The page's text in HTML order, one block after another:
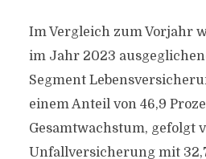
Im Vergleich zum Vorjahr
im Jahr 2023
Segment
einem Anteil von 46,9
Gesamtwachstum, gefolgt
Unfallversicherung mit